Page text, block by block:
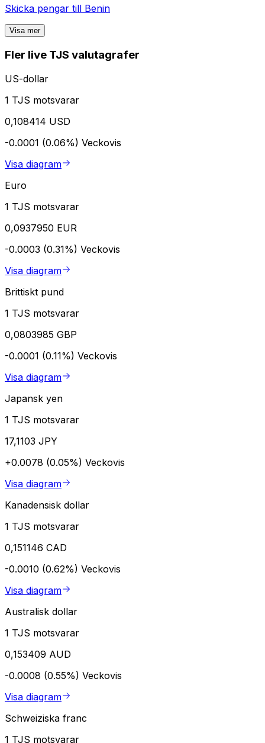
Skicka pengar till Benin
Visa mer
Fler live TJS valutagrafer
US-dollar
1 TJS motsvarar
0,108414 USD
-0.0001 (0.06%) Veckovis
Visa diagram
Euro
1 TJS motsvarar
0,0937950 EUR
-0.0003 (0.31%) Veckovis
Visa diagram
Brittiskt pund
1 TJS motsvarar
0,0803985 GBP
-0.0001 (0.11%) Veckovis
Visa diagram
Japansk yen
1 TJS motsvarar
17,1103 JPY
+0.0078 (0.05%) Veckovis
Visa diagram
Kanadensisk dollar
1 TJS motsvarar
0,151146 CAD
-0.0010 (0.62%) Veckovis
Visa diagram
Australisk dollar
1 TJS motsvarar
0,153409 AUD
-0.0008 (0.55%) Veckovis
Visa diagram
Schweiziska franc
1 TJS motsvarar